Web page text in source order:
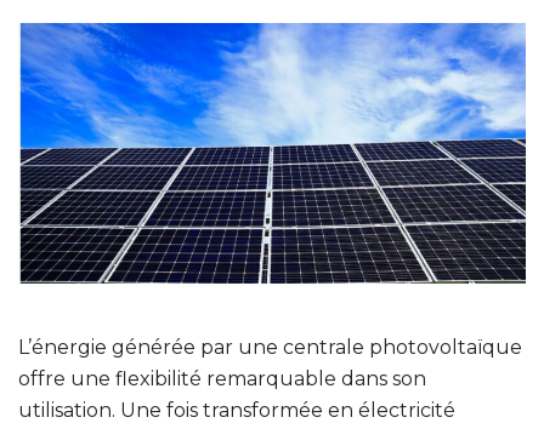
L’énergie générée par une centrale photovoltaïque
offre une flexibilité remarquable dans son
utilisation. Une fois transformée en électricité